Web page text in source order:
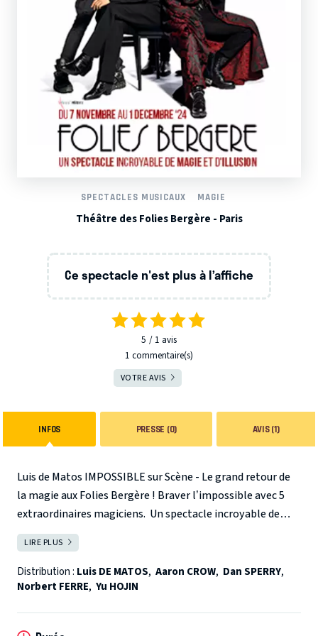
SPECTACLES MUSICAUX MAGIE
Théâtre des Folies Bergère - Paris
Ce spectacle n'est plus à l’affiche
5 1 avis
1 commentaire(s)
VOTRE AVIS
INFOS PRESSE (0) AVIS (1)
Luis de Matos IMPOSSIBLE sur Scène - Le grand retour de
la magie aux Folies Bergère ! Braver l’impossible avec 5
extraordinaires magiciens. Un spectacle incroyable de
magie et d’illusion.
fond avec l'irréel.
est bien plus qu’un simple spectacle de magie; c’est une
épopée au cœur de l'émerveillement.
LIRE PLUS
Distribution : Luis DE MATOS, Aaron CROW, Dan SPERRY,
Norbert FERRE, Yu HOJIN